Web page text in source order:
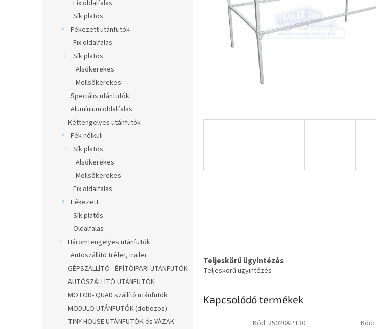
Fix oldalfalas
Sík platós
Fékezett utánfutók
Fix oldalfalas
Sík platós
Alsókerekes
Mellsőkerekes
Speciális utánfutók
Alumínium oldalfalas
Kéttengelyes utánfutók
Fék nélküli
Sík platós
Alsókerekes
Mellsőkerekes
Fix oldalfalas
Fékezett
Sík platós
Oldalfalas
Háromtengelyes utánfutók
Autószállító tréler, trailer
GÉPSZÁLLÍTÓ - ÉPÍTŐIPARI UTÁNFUTÓK
AUTÓSZÁLLÍTÓ UTÁNFUTÓK
MOTOR- QUAD szállító utánfutók
MODULO UTÁNFUTÓK (dobozos)
TINY HOUSE UTÁNFUTÓK és VÁZAK
Teljeskörű ügyintézés
Teljeskörű ügyintézés
Kapcsolódó termékek
Kód: 25020AP.130 Kód: